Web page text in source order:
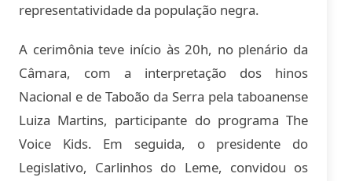
representatividade da população negra.
A cerimônia teve início às 20h, no plenário da
Câmara, com a interpretação dos hinos
Nacional e de Taboão da Serra pela taboanense
Luiza Martins, participante do programa The
Voice Kids. Em seguida, o presidente do
Legislativo, Carlinhos do Leme, convidou os